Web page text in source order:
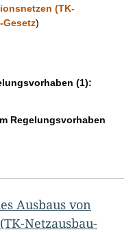
(TK-
)
(1):
Regelungsvorhaben
Ausbaus von
Netzausbau-